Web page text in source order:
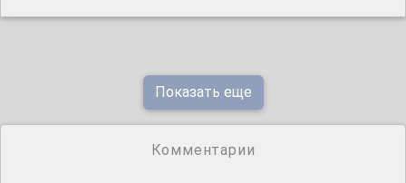
Показать еще
Комментарии